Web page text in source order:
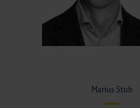
Marius Stub